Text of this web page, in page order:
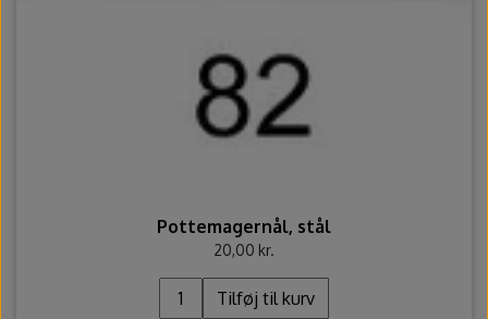
Pottemagernål, stål
20,00 kr.
Tilføj til kurv